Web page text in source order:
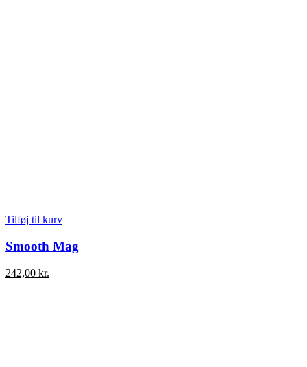
Tilføj til kurv
Smooth Mag
242,00 kr.